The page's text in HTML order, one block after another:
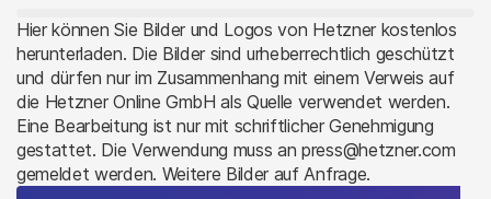
Stellungnahme zur Preisanpassung zum
01.04.2026
23. Februar 2026
Hier können Sie Bilder und Logos von Hetzner kostenlos
herunterladen. Die Bilder sind urheberrechtlich geschützt
und dürfen nur im Zusammenhang mit einem Verweis auf
die Hetzner Online GmbH als Quelle verwendet werden.
Eine Bearbeitung ist nur mit schriftlicher Genehmigung
gestattet. Die Verwendung muss an press@hetzner.com
gemeldet werden. Weitere Bilder auf Anfrage.